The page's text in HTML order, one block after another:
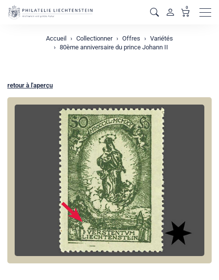
0
Accueil Collectionner Offres
Variétés
80ème anniversaire du prince Johann II
retour à l'aperçu